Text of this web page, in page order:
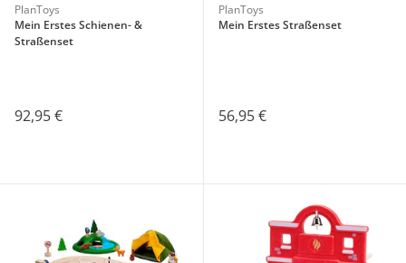
PlanToys
Mein Erstes Schienen- &
Straßenset
92,95 €
PlanToys
Mein Erstes Straßenset
56,95 €